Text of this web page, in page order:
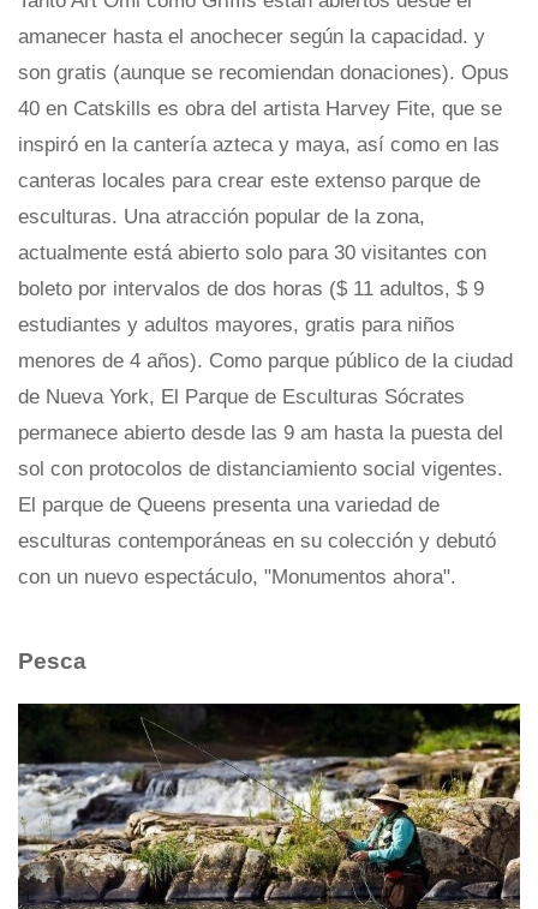
amanecer hasta el anochecer según la capacidad. y
son gratis (aunque se recomiendan donaciones). Opus
40 en Catskills es obra del artista Harvey Fite, que se
inspiró en la cantería azteca y maya, así como en las
canteras locales para crear este extenso parque de
esculturas. Una atracción popular de la zona,
actualmente está abierto solo para 30 visitantes con
boleto por intervalos de dos horas ($ 11 adultos, $ 9
estudiantes y adultos mayores, gratis para niños
menores de 4 años). Como parque público de la ciudad
de Nueva York, El Parque de Esculturas Sócrates
permanece abierto desde las 9 am hasta la puesta del
sol con protocolos de distanciamiento social vigentes.
El parque de Queens presenta una variedad de
esculturas contemporáneas en su colección y debutó
con un nuevo espectáculo, "Monumentos ahora".
Pesca